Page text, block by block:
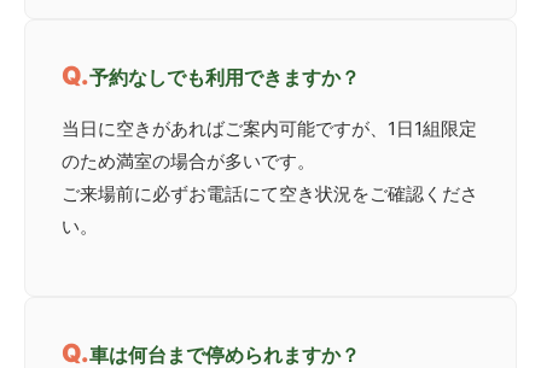
予約なしでも利用できますか？
当日に空きがあればご案内可能ですが、1日1組限定
のため満室の場合が多いです。
ご来場前に必ずお電話にて空き状況をご確認くださ
い。
車は何台まで停められますか？